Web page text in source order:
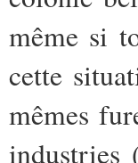
même si
cette
mêmes
industries